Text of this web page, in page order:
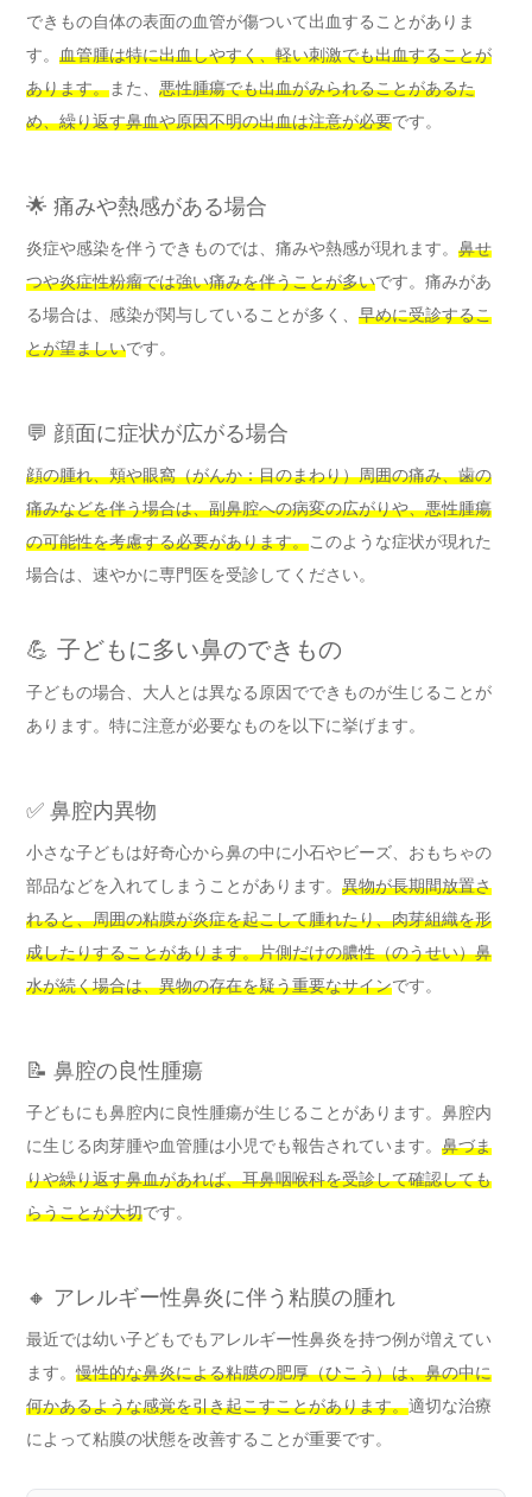
できもの自体の表面の血管が傷ついて出血することがありま
す。 血管腫は特に出血しやすく、軽い刺激でも出血することが
あります。また、 悪性腫瘍でも出血がみられることがあるた
め、繰り返す鼻血や原因不明の出血は注意が必要です。
🌟 痛みや熱感がある場合
炎症や感染を伴うできものでは、痛みや熱感が現れます。 鼻せ
つや炎症性粉瘤では強い痛みを伴うことが多いです。痛みがあ
る場合は、感染が関与していることが多く、 早めに受診するこ
とが望ましいです。
💬 顔面に症状が広がる場合
顔の腫れ、頬や眼窩（がんか：目のまわり）周囲の痛み、歯の
痛みなどを伴う場合は、副鼻腔への病変の広がりや、悪性腫瘍
の可能性を考慮する必要があります。このような症状が現れた
場合は、速やかに専門医を受診してください。
💪 子どもに多い鼻のできもの
子どもの場合、大人とは異なる原因でできものが生じることが
あります。特に注意が必要なものを以下に挙げます。
✅ 鼻腔内異物
小さな子どもは好奇心から鼻の中に小石やビーズ、おもちゃの
部品などを入れてしまうことがあります。 異物が長期間放置さ
れると、周囲の粘膜が炎症を起こして腫れたり、肉芽組織を形
成したりすることがあります。片側だけの膿性（のうせい）鼻
水が続く場合は、異物の存在を疑う重要なサインです。
📝 鼻腔の良性腫瘍
子どもにも鼻腔内に良性腫瘍が生じることがあります。鼻腔内
に生じる肉芽腫や血管腫は小児でも報告されています。 鼻づま
りや繰り返す鼻血があれば、耳鼻咽喉科を受診して確認しても
らうことが大切です。
🔸 アレルギー性鼻炎に伴う粘膜の腫れ
最近では幼い子どもでもアレルギー性鼻炎を持つ例が増えてい
ます。慢性的な鼻炎による粘膜の肥厚（ひこう）は、鼻の中に
何かあるような感覚を引き起こすことがあります。適切な治療
によって粘膜の状態を改善することが重要です。